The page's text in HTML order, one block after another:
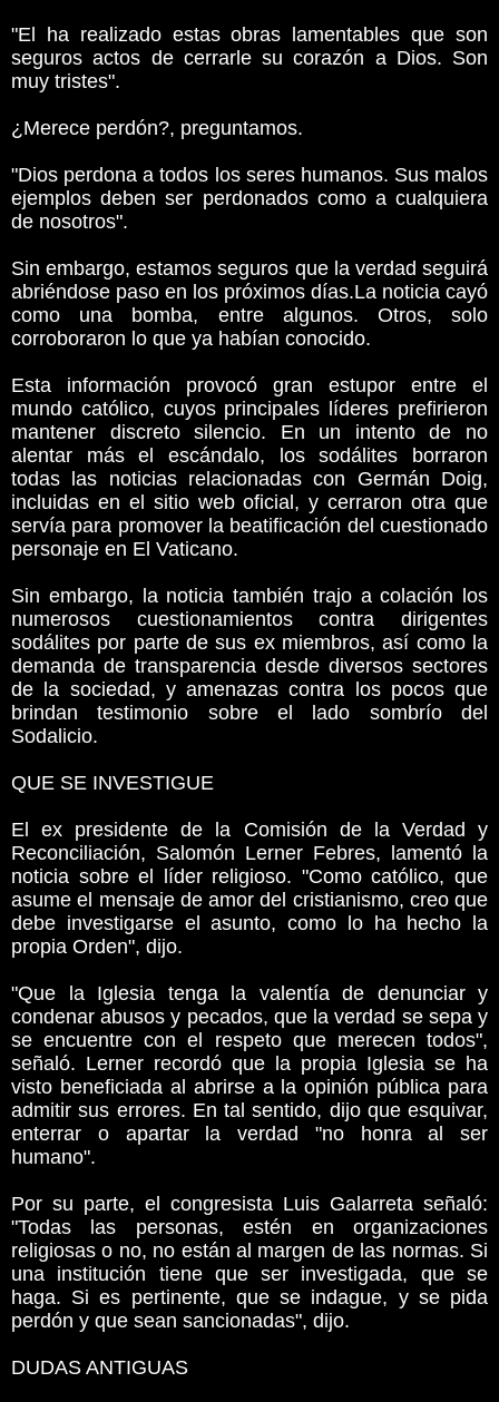
"El ha realizado estas obras lamentables que son
seguros actos de cerrarle su corazón a Dios. Son
muy tristes".
¿Merece perdón?, preguntamos.
"Dios perdona a todos los seres humanos. Sus malos
ejemplos deben ser perdonados como a cualquiera
de nosotros".
Sin embargo, estamos seguros que la verdad seguirá
abriéndose paso en los próximos días.La noticia cayó
como una bomba, entre algunos. Otros, solo
corroboraron lo que ya habían conocido.
Esta información provocó gran estupor entre el
mundo católico, cuyos principales líderes prefirieron
mantener discreto silencio. En un intento de no
alentar más el escándalo, los sodálites borraron
todas las noticias relacionadas con Germán Doig,
incluidas en el sitio web oficial, y cerraron otra que
servía para promover la beatificación del cuestionado
personaje en El Vaticano.
Sin embargo, la noticia también trajo a colación los
numerosos cuestionamientos contra dirigentes
sodálites por parte de sus ex miembros, así como la
demanda de transparencia desde diversos sectores
de la sociedad, y amenazas contra los pocos que
brindan testimonio sobre el lado sombrío del
Sodalicio.
QUE SE INVESTIGUE
El ex presidente de la Comisión de la Verdad y
Reconciliación, Salomón Lerner Febres, lamentó la
noticia sobre el líder religioso. "Como católico, que
asume el mensaje de amor del cristianismo, creo que
debe investigarse el asunto, como lo ha hecho la
propia Orden", dijo.
"Que la Iglesia tenga la valentía de denunciar y
condenar abusos y pecados, que la verdad se sepa y
se encuentre con el respeto que merecen todos",
señaló. Lerner recordó que la propia Iglesia se ha
visto beneficiada al abrirse a la opinión pública para
admitir sus errores. En tal sentido, dijo que esquivar,
enterrar o apartar la verdad "no honra al ser
humano".
Por su parte, el congresista Luis Galarreta señaló:
"Todas las personas, estén en organizaciones
religiosas o no, no están al margen de las normas. Si
una institución tiene que ser investigada, que se
haga. Si es pertinente, que se indague, y se pida
perdón y que sean sancionadas", dijo.
DUDAS ANTIGUAS